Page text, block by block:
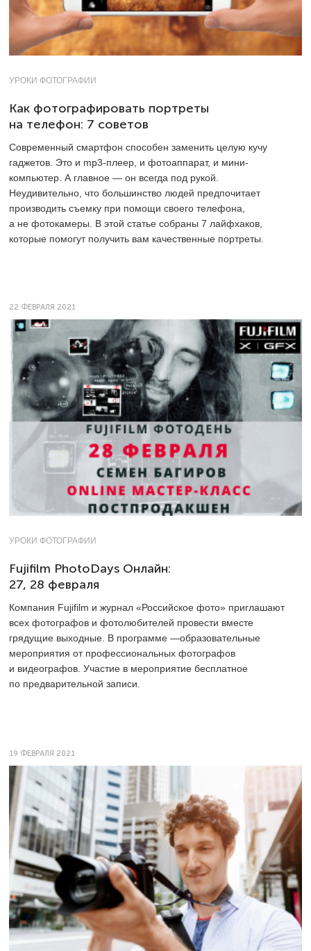
УРОКИ ФОТОГРАФИИ
Как фотографировать портреты
на телефон: 7 советов
Современный смартфон способен заменить целую кучу
гаджетов. Это и mp3-плеер, и фотоаппарат, и мини-
компьютер. А главное — он всегда под рукой.
Неудивительно, что большинство людей предпочитает
производить съемку при помощи своего телефона,
а не фотокамеры. В этой статье собраны 7 лайфхаков,
которые помогут получить вам качественные портреты.
22 ФЕВРАЛЯ 2021
УРОКИ ФОТОГРАФИИ
Fujifilm PhotoDays Онлайн:
27, 28 февраля
Компания Fujifilm и журнал «Российское фото» приглашают
всех фотографов и фотолюбителей провести вместе
грядущие выходные. В программе —образовательные
мероприятия от профессиональных фотографов
и видеографов. Участие в мероприятие бесплатное
по предварительной записи.
19 ФЕВРАЛЯ 2021